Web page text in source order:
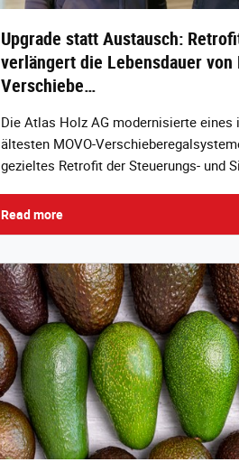
Upgrade statt Austausch:
verlängert die Lebensdauer von
Verschiebe…
Die Atlas Holz AG modernisierte eines
ältesten
gezieltes Retrofit der Steuerungs‑ und
Read more